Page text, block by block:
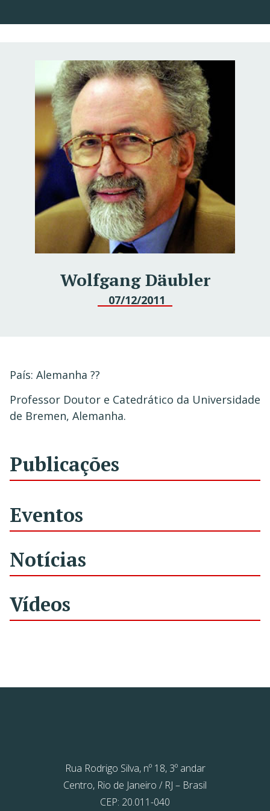
Wolfgang Däubler
07/12/2011
País: Alemanha ??
Professor Doutor e Catedrático da Universidade
de Bremen, Alemanha.
Publicações
Eventos
Notícias
Vídeos
Rua Rodrigo Silva, nº 18, 3º andar
Centro, Rio de Janeiro / RJ – Brasil
CEP: 20.011-040